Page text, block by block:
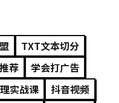
TXT文本切分
荐
学会打广告
实战课
抖音视频